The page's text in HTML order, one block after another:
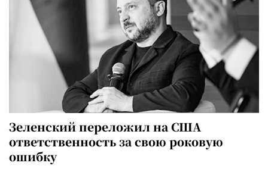
Зеленский переложил на США
ответственность за свою роковую
ошибку